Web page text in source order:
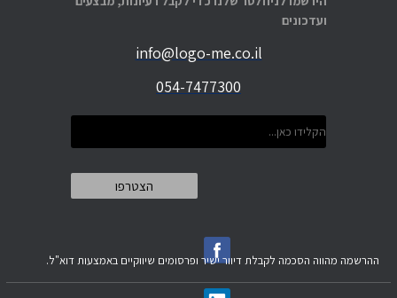
ועדכונים
info@logo-me.co.il
054-7477300
ההרשמה מהווה הסכמה לקבלת דיוור ישיר ופרסומים שיווקיים באמצעות דוא"ל.